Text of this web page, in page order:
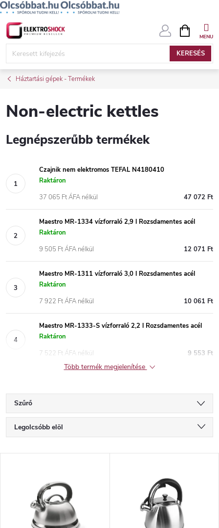
Ugrás
KERESÉS
KOSÁR
Háztartási gépek - Termékek
Non-electric kettles
Legnépszerűbb termékek
Czajnik nem elektromos TEFAL N4180410
Raktáron
47 072 Ft
37 065 Ft ÁFA nélkül
Maestro MR-1334 vízforraló 2,9 l Rozsdamentes acél
Raktáron
12 071 Ft
9 505 Ft ÁFA nélkül
Maestro MR-1311 vízforraló 3,0 l Rozsdamentes acél
Raktáron
10 061 Ft
7 922 Ft ÁFA nélkül
Maestro MR-1333-S vízforraló 2,2 l Rozsdamentes acél
Raktáron
9 553 Ft
7 522 Ft ÁFA nélkül
Több termék megjelenítése
Szűrő
T
e
Legolcsóbb elöl
ABC szerint